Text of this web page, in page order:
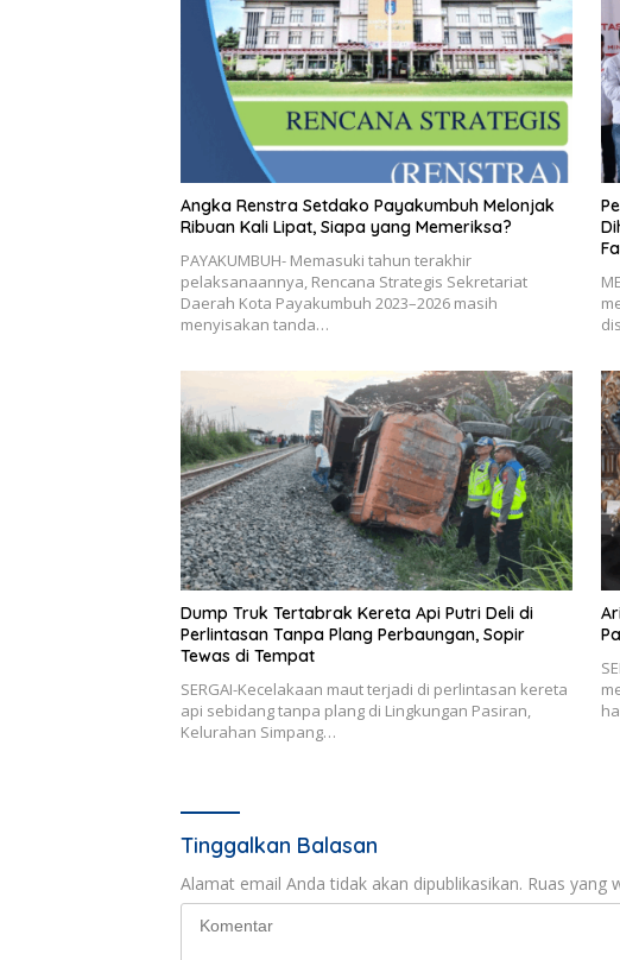
Angka Renstra Setdako Payakumbuh Melonjak
Ribuan Kali Lipat, Siapa yang Memeriksa?
PAYAKUMBUH- Memasuki tahun terakhir
pelaksanaannya, Rencana Strategis Sekretariat
Daerah Kota Payakumbuh 2023–2026 masih
menyisakan tanda…
Dump Truk Tertabrak Kereta Api Putri Deli di
Perlintasan Tanpa Plang Perbaungan, Sopir
Tewas di Tempat
SERGAI-Kecelakaan maut terjadi di perlintasan kereta
api sebidang tanpa plang di Lingkungan Pasiran,
Kelurahan Simpang…
Tinggalkan Balasan
Alamat email Anda tidak akan dipublikasikan. Ruas yang